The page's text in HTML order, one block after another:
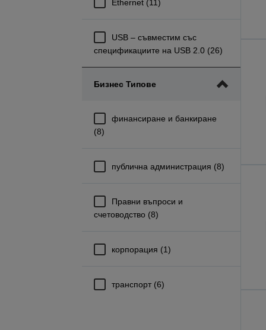
Ethernet (11)
USB – съвместим със
спецификациите на USB 2.0 (26)
Бизнес Типове
финансиране и банкиране
(8)
публична администрация (8)
Правни въпроси и
счетоводство (8)
корпорация (1)
транспорт (6)